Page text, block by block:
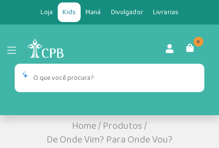
Loja Kids Maná Divulgador Livrarias
0
Home/Produtos/
De Onde Vim? Para Onde Vou?